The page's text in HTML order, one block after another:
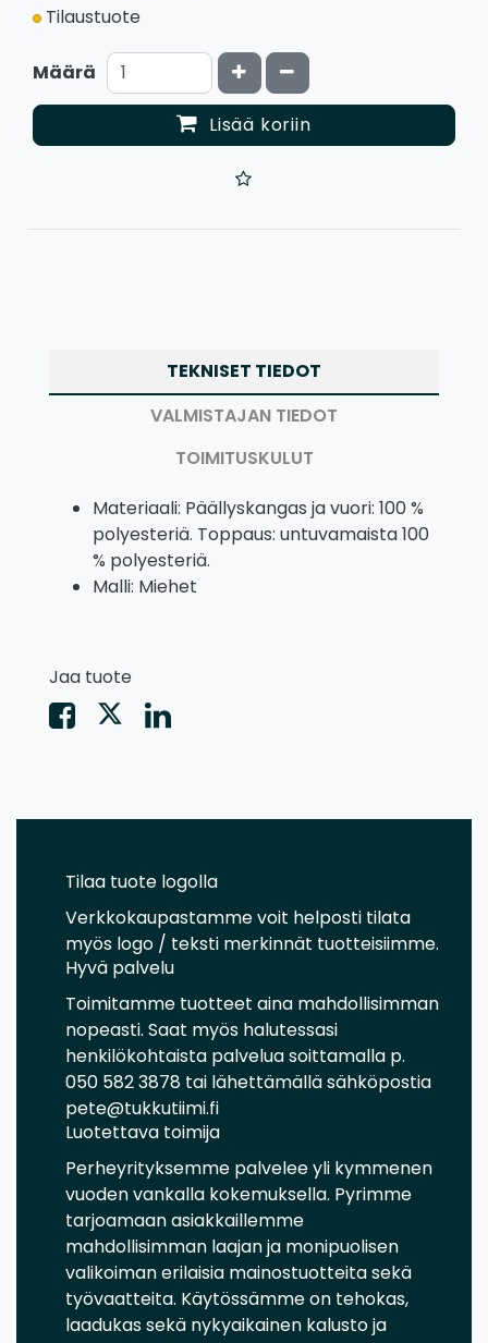
Tilaustuote
Määrä Kasvata määrää
Vähennä määrää
Lisää koriin
TEKNISET TIEDOT
VALMISTAJAN TIEDOT
TOIMITUSKULUT
Materiaali: Päällyskangas ja vuori: 100 %
polyesteriä. Toppaus: untuvamaista 100
% polyesteriä.
Malli: Miehet
Jaa tuote
Tilaa tuote logolla
Verkkokaupastamme voit helposti tilata
myös logo / teksti merkinnät tuotteisiimme.
Hyvä palvelu
Toimitamme tuotteet aina mahdollisimman
nopeasti. Saat myös halutessasi
henkilökohtaista palvelua soittamalla p.
050 582 3878 tai lähettämällä sähköpostia
pete@tukkutiimi.fi
Luotettava toimija
Perheyrityksemme palvelee yli kymmenen
vuoden vankalla kokemuksella. Pyrimme
tarjoamaan asiakkaillemme
mahdollisimman laajan ja monipuolisen
valikoiman erilaisia mainostuotteita sekä
työvaatteita. Käytössämme on tehokas,
laadukas sekä nykyaikainen kalusto ja